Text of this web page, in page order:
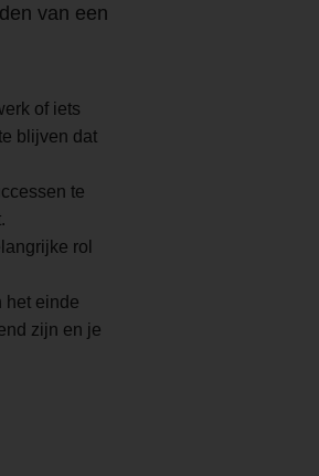
van een
of iets
blijven dat
te
rol
het einde
zijn en je